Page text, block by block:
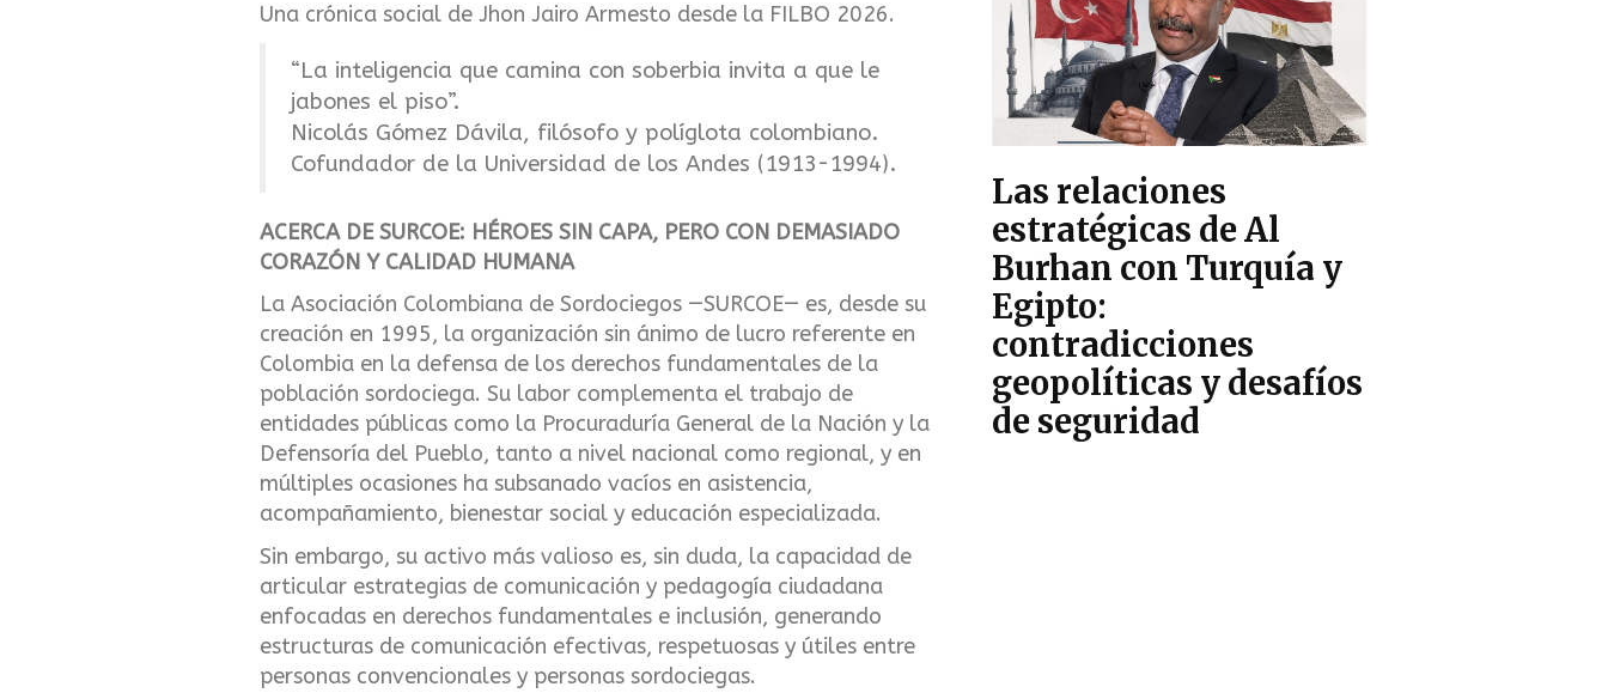
Una crónica social de Jhon Jairo Armesto desde la FILBO 2026.
“La inteligencia que camina con soberbia invita a que le
jabones el piso”.
Nicolás Gómez Dávila, filósofo y políglota colombiano.
Cofundador de la Universidad de los Andes (1913-1994).
ACERCA DE SURCOE: HÉROES SIN CAPA, PERO CON DEMASIADO
CORAZÓN Y CALIDAD HUMANA
La Asociación Colombiana de Sordociegos —SURCOE— es, desde su
creación en 1995, la organización sin ánimo de lucro referente en
Colombia en la defensa de los derechos fundamentales de la
población sordociega. Su labor complementa el trabajo de
entidades públicas como la Procuraduría General de la Nación y la
Defensoría del Pueblo, tanto a nivel nacional como regional, y en
múltiples ocasiones ha subsanado vacíos en asistencia,
acompañamiento, bienestar social y educación especializada.
Sin embargo, su activo más valioso es, sin duda, la capacidad de
articular estrategias de comunicación y pedagogía ciudadana
enfocadas en derechos fundamentales e inclusión, generando
estructuras de comunicación efectivas, respetuosas y útiles entre
personas convencionales y personas sordociegas.
Las relaciones
estratégicas de Al
Burhan con Turquía y
Egipto:
contradicciones
geopolíticas y desafíos
de seguridad